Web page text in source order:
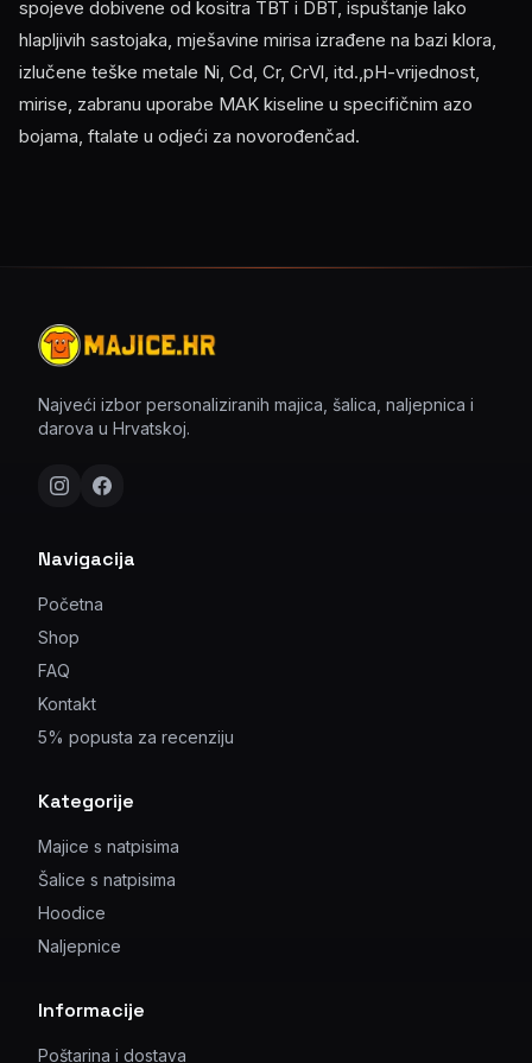
spojeve dobivene od kositra TBT i DBT, ispuštanje lako
hlapljivih sastojaka, mješavine mirisa izrađene na bazi klora,
izlučene teške metale Ni, Cd, Cr, CrVl, itd.,pH-vrijednost,
mirise, zabranu uporabe MAK kiseline u specifičnim azo
bojama, ftalate u odjeći za novorođenčad.
Najveći izbor personaliziranih majica, šalica, naljepnica i
darova u Hrvatskoj.
Navigacija
Početna
Shop
FAQ
Kontakt
5% popusta za recenziju
Kategorije
Majice s natpisima
Šalice s natpisima
Hoodice
Naljepnice
Informacije
Poštarina i dostava